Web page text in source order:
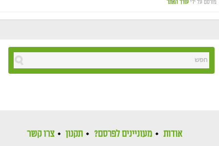
פורסם על ידי עורך האתר
אודות מעוניינים לפרסם? תקנון צרו קשר